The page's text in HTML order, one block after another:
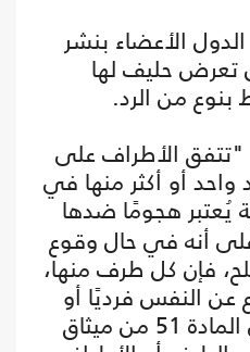
الدول الأعضاء بنشر
حليف لها
بنوع من الرد.
"تتفق الأطراف على
أو أكثر منها في
يُعتبر هجومًا ضدها
على أنه في حال وقوع
فإن كل طرف منها،
النفس فرديًا أو
جماعيًا المعترف به في المادة 51 من ميثاق